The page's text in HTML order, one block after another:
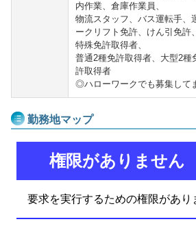
内作業、倉庫作業員、
物流スタッフ、バス運転手、
ークリフト免許、けん引免許
特殊免許取得者、
普通2種免許取得者、大型2種
許取得者
◎ハローワークでも募集して
勤務地マップ